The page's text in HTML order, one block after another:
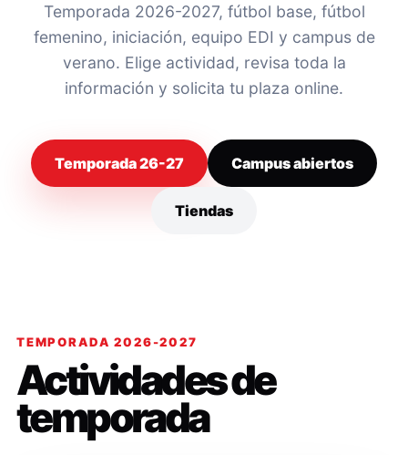
Temporada 2026-2027, fútbol base, fútbol
femenino, iniciación, equipo EDI y campus de
verano. Elige actividad, revisa toda la
información y solicita tu plaza online.
Temporada 26-27 Campus abiertos
Tiendas
TEMPORADA 2026-2027
Actividades de
temporada